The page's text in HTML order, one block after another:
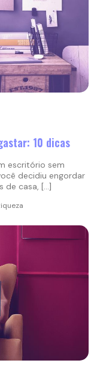
10 dicas
escritório sem
decidiu engordar
de casa, […]